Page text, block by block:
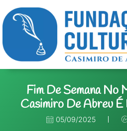
Fim De Semana No
Casimiro De Abreu É
05/09/2025